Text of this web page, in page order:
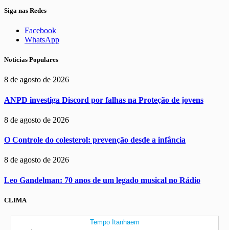
Siga nas Redes
Facebook
WhatsApp
Noticias Populares
8 de agosto de 2026
ANPD investiga Discord por falhas na Proteção de jovens
8 de agosto de 2026
O Controle do colesterol: prevenção desde a infância
8 de agosto de 2026
Leo Gandelman: 70 anos de um legado musical no Rádio
CLIMA